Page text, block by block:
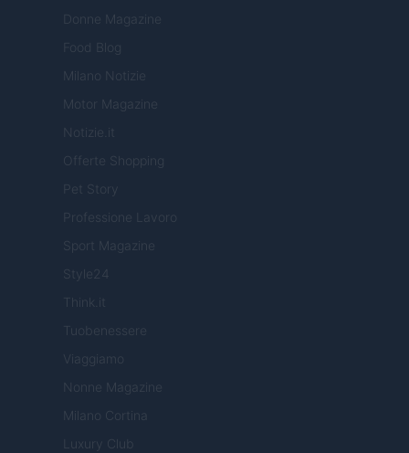
Donne Magazine
Food Blog
Milano Notizie
Motor Magazine
Notizie.it
Offerte Shopping
Pet Story
Professione Lavoro
Sport Magazine
Style24
Think.it
Tuobenessere
Viaggiamo
Nonne Magazine
Milano Cortina
Luxury Club